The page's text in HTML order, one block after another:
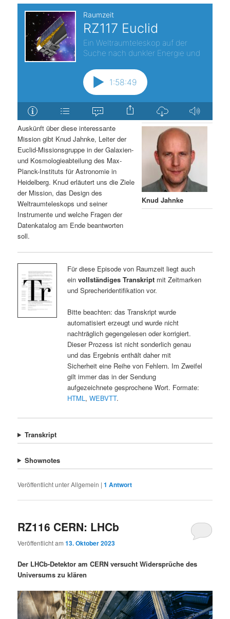
Knud Jahnke
Auskünft über diese interessante
Mission gibt Knud Jahnke, Leiter der
Euclid-Missionsgruppe in der Galaxien-
und Kosmologieabteilung des Max-
Planck-Instituts für Astronomie in
Heidelberg. Knud erläutert uns die Ziele
der Mission, das Design des
Weltraumteleskops und seiner
Instrumente und welche Fragen der
Datenkatalog am Ende beantworten
soll.
Für diese Episode von Raumzeit liegt auch
ein vollständiges Transkriptmit Zeitmarken
und Sprecheridentifikation vor.
Bitte beachten: das Transkript wurde
automatisiert erzeugt und wurde nicht
nachträglich gegengelesen oder korrigiert.
Dieser Prozess ist nicht sonderlich genau
und das Ergebnis enthält daher mit
Sicherheit eine Reihe von Fehlern. Im Zweifel
gilt immer das in der Sendung
aufgezeichnete gesprochene Wort. Formate:
HTML, WEBVTT.
Transkript
Shownotes
Veröffentlicht unterAllgemein |1 Antwort
RZ116 CERN: LHCb
Veröffentlicht am13. Oktober 2023
Der LHCb-Detektor am CERN versucht Widersprüche des
Universums zu klären